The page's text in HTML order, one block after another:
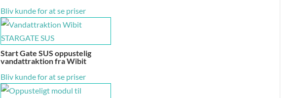
Bliv kunde for at se priser
Start Gate SUS oppustelig
vandattraktion fra Wibit
Bliv kunde for at se priser